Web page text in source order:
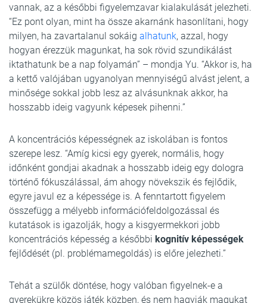
vannak, az a későbbi figyelemzavar kialakulását jelezheti.
“Ez pont olyan, mint ha össze akarnánk hasonlítani, hogy
milyen, ha zavartalanul sokáig alhatunk, azzal, hogy
hogyan érezzük magunkat, ha sok rövid szundikálást
iktathatunk be a nap folyamán” – mondja Yu. “Akkor is, ha
a kettő valójában ugyanolyan mennyiségű alvást jelent, a
minősége sokkal jobb lesz az alvásunknak akkor, ha
hosszabb ideig vagyunk képesek pihenni.”
A koncentrációs képességnek az iskolában is fontos
szerepe lesz. “Amíg kicsi egy gyerek, normális, hogy
időnként gondjai akadnak a hosszabb ideig egy dologra
történő fókuszálással, ám ahogy növekszik és fejlődik,
egyre javul ez a képessége is. A fenntartott figyelem
összefügg a mélyebb információfeldolgozással és
kutatások is igazolják, hogy a kisgyermekkori jobb
koncentrációs képesség a későbbi kognitív képességek
fejlődését (pl. problémamegoldás) is előre jelezheti.”
Tehát a szülők döntése, hogy valóban figyelnek-e a
gyerekükre közös játék közben, és nem hagyják magukat